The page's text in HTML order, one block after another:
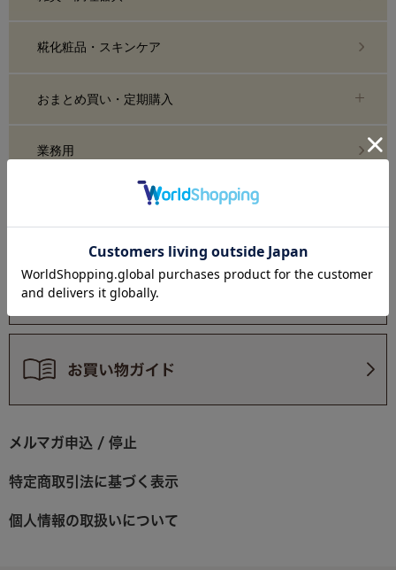
糀化粧品・スキンケア
おまとめ買い・定期購入
業務用
メルマガ申込 / 停止
特定商取引法に基づく表示
個人情報の取扱いについて